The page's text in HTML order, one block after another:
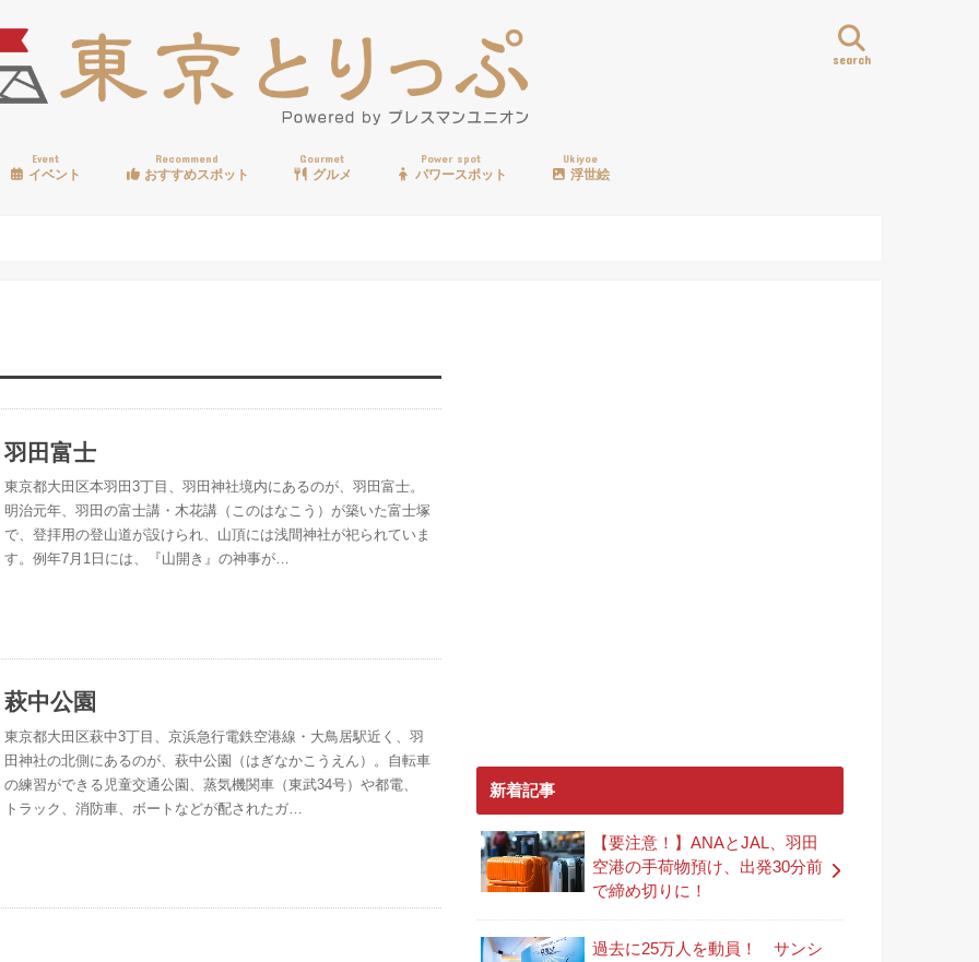
search
Event
イベント
Recommend
おすすめスポット
Gourmet
グルメ
Power spot
パワースポット
Ukiyoe
浮世絵
羽田富士
東京都大田区本羽田3丁目、羽田神社境内にあるのが、羽田富士。
明治元年、羽田の富士講・木花講（このはなこう）が築いた富士塚
で、登拝用の登山道が設けられ、山頂には浅間神社が祀られていま
す。例年7月1日には、『山開き』の神事が…
萩中公園
東京都大田区萩中3丁目、京浜急行電鉄空港線・大鳥居駅近く、羽
田神社の北側にあるのが、萩中公園（はぎなかこうえん）。自転車
の練習ができる児童交通公園、蒸気機関車（東武34号）や都電、
トラック、消防車、ボートなどが配されたガ…
新着記事
【要注意！】ANAとJAL、羽田
空港の手荷物預け、出発30分前
で締め切りに！
過去に25万人を動員！ サンシ